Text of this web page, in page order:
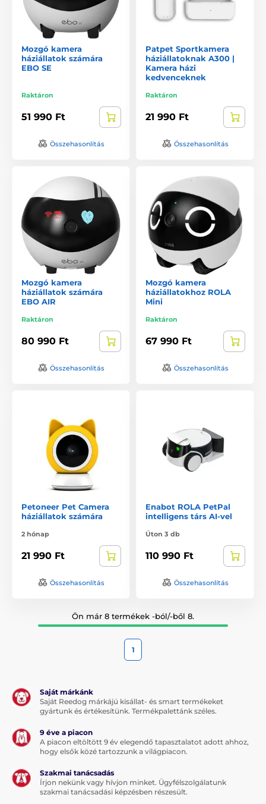
Mozgó kamera
háziállatok számára
EBO SE
Raktáron
51 990 Ft
Összehasonlítás
Patpet Sportkamera
háziállatoknak A300 |
Kamera házi
kedvenceknek
Raktáron
21 990 Ft
Összehasonlítás
Mozgó kamera
háziállatok számára
EBO AIR
Raktáron
80 990 Ft
Összehasonlítás
Mozgó kamera
háziállatokhoz ROLA
Mini
Raktáron
67 990 Ft
Összehasonlítás
Petoneer Pet Camera
háziállatok számára
2 hónap
21 990 Ft
Összehasonlítás
Enabot ROLA PetPal
intelligens társ AI-vel
Úton 3 db
110 990 Ft
Összehasonlítás
Ön már 8 termékek -ból/-ből 8.
1
Saját márkánk
Saját Reedog márkájú kisállat- és smart termékeket
gyártunk és értékesítünk. Termékpalettánk széles.
9 éve a piacon
A piacon eltöltött 9 év elegendő tapasztalatot adott ahhoz,
hogy elsők közé tartozzunk a világpiacon.
Szakmai tanácsadás
Írjon nekünk vagy hívjon minket. Ügyfélszolgálatunk
szakmai tanácsadási képzésben részesült.